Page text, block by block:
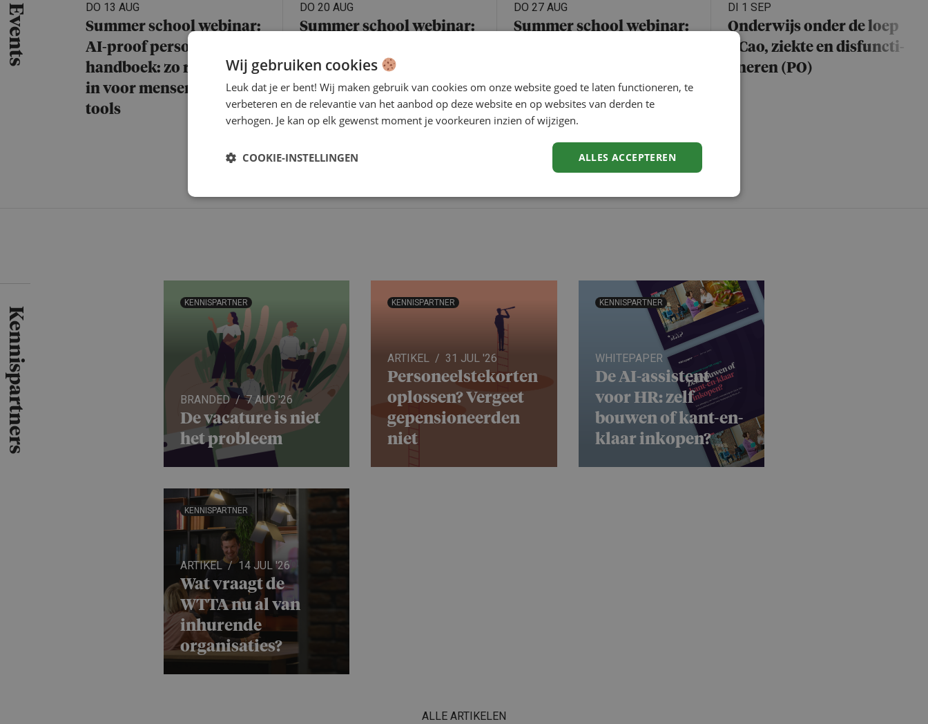
Events DO 13 AUG
Summer school webinar:
AI-proof personeels­
hand­boek: zo richt je het
in voor mensen én AI-
tools
DO 20 AUG
Summer school webinar:
machine en energie in
balans
DO 27 AUG
Summer school webinar:
begeleiden loont. Oók
voor de werkgever.
DI 1 SEP
Onderwijs onder de loep
– Cao, ziekte en disfuncti­
o­neren (PO)
Kennispartners BRANDED 7 AUG '26
De vacature is niet
het probleem
KENNISPARTNER
ARTIKEL 31 JUL '26
Personeels­te­korten
oplossen? Vergeet
gepensio­neerden
niet
KENNISPARTNER
WHITEPAPER
De AI-assistent
voor HR: zelf
bouwen of kant-en-
klaar inkopen?
KENNISPARTNER
ARTIKEL 14 JUL '26
Wat vraagt de
WTTA nu al van
inhurende
organisa­ties?
KENNISPARTNER
ALLE ARTIKELEN
Wij gebruiken cookies
Leuk dat je er bent! Wij maken gebruik van cookies om onze website goed te laten functioneren, te
verbeteren en de relevantie van het aanbod op deze website en op websites van derden te
verhogen. Je kan op elk gewenst moment je voorkeuren inzien of wijzigen.
ALLES ACCEPTEREN
COOKIE-INSTELLINGEN